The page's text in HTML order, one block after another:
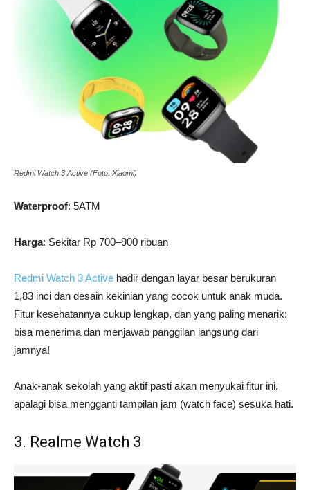
Redmi Watch 3 Active (Foto: Xiaomi)
Waterproof: 5ATM
Harga: Sekitar Rp 700–900 ribuan
Redmi Watch 3 Active hadir dengan layar besar berukuran
1,83 inci dan desain kekinian yang cocok untuk anak muda.
Fitur kesehatannya cukup lengkap, dan yang paling menarik:
bisa menerima dan menjawab panggilan langsung dari
jamnya!
Anak-anak sekolah yang aktif pasti akan menyukai fitur ini,
apalagi bisa mengganti tampilan jam (watch face) sesuka hati.
3. Realme Watch 3